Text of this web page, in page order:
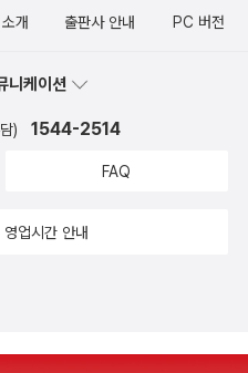
+ 손가락인형 4종 + 스티커 1
가락 인형 팝업북이랑 '아기자
소개를 보니 덥썩 구입하고 싶다.
아할 것 같아요.어릴 때 참 재미
블 기준으로 주문한다.메밀전이
39,000원. 우린 딱 넷이서 가서
겠구나... 안 그래도 유명세를 치
절하면 더 손님 많을 것 아냐...
진을 받았다. 눈이 좀 뻑뻑하다
가 연고가 묻어나갔다. 그래서일
다고요.^^하지만, 그녀에게 기죽
족구성원인딸 둘, 아들 둘의 로
키우고 있지요.바로 요녀석!>
적인 영향을 주는 것이라 생각
개 출판사 안내 PC 버전
니케이션
) 1544-2514
FAQ
업시간 안내